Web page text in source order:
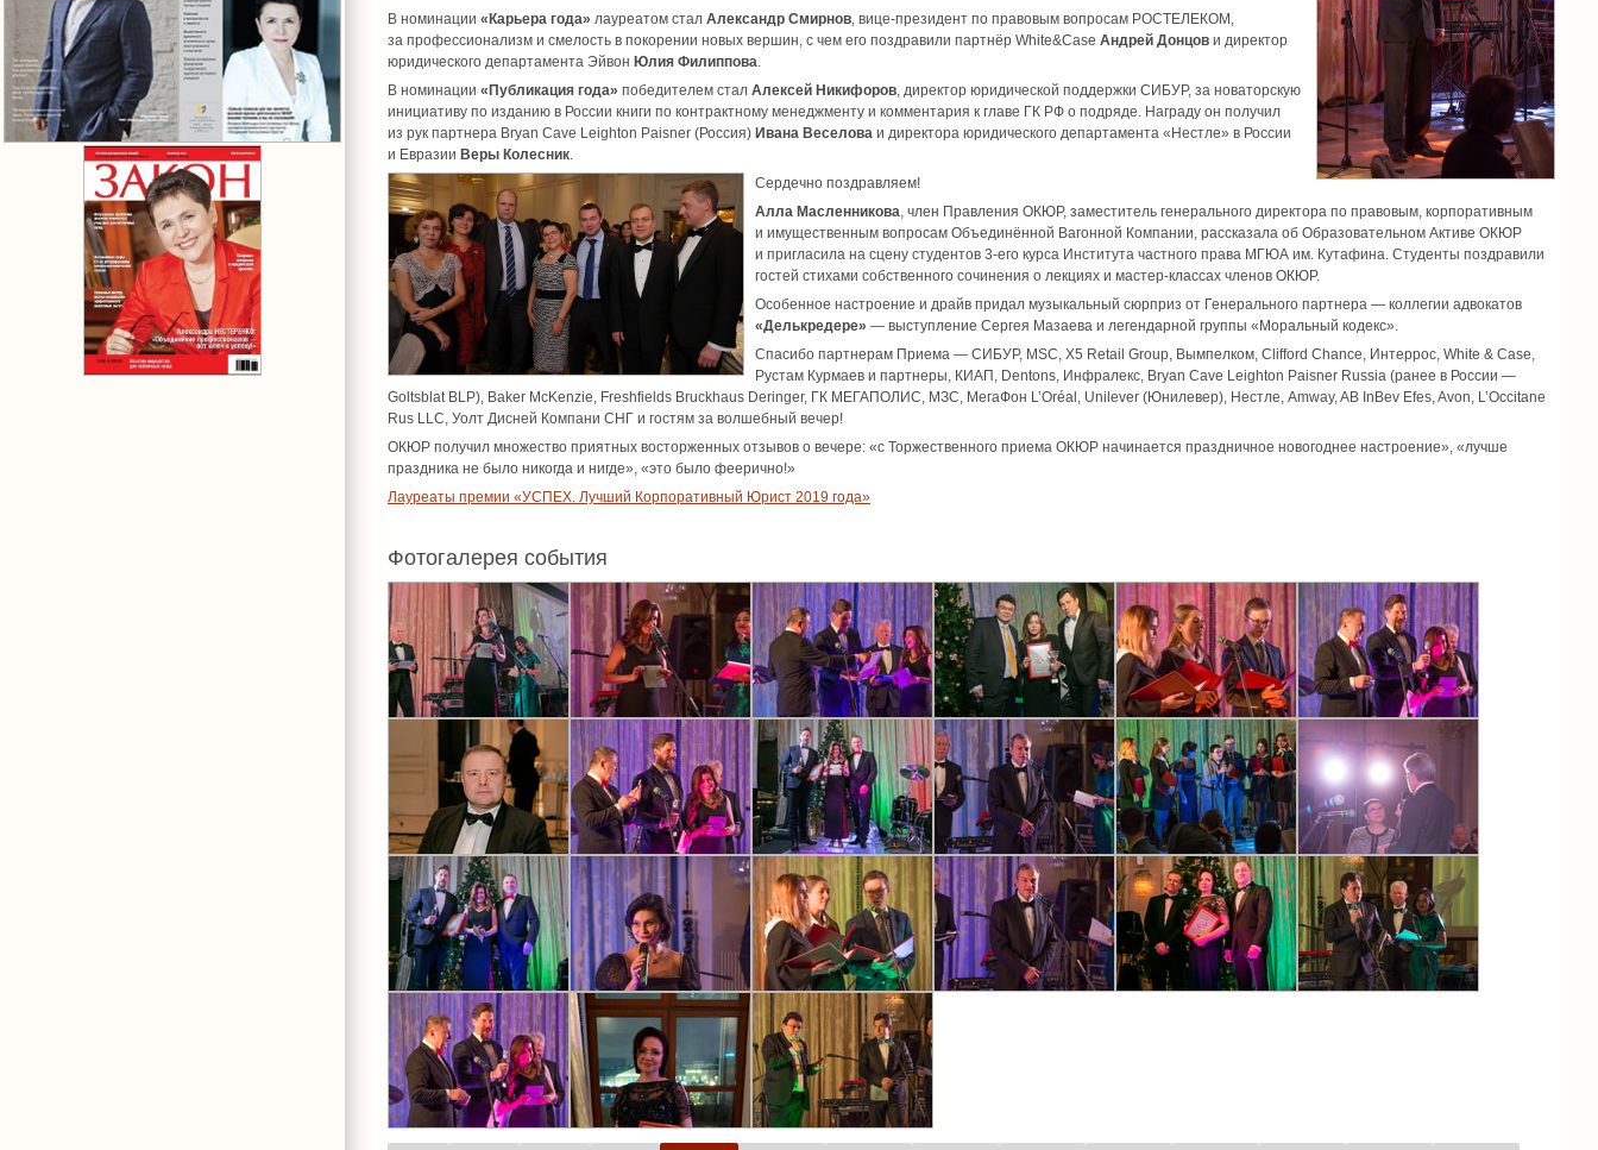
В номинации «Карьера года» лауреатом стал Александр Смирнов, вице-президент по правовым вопросам РОСТЕЛЕКОМ,
за профессионализм и смелость в покорении новых вершин, с чем его поздравили партнёр White&Case Андрей Донцов и директор
юридического департамента Эйвон Юлия Филиппова.
В номинации «Публикация года» победителем стал Алексей Никифоров, директор юридической поддержки СИБУР, за новаторскую
инициативу по изданию в России книги по контрактному менеджменту и комментария к главе ГК РФ о подряде. Награду он получил
из рук партнера Bryan Cave Leighton Paisner (Россия) Ивана Веселова и директора юридического департамента «Нестле» в России
и Евразии Веры Колесник.
Сердечно поздравляем!
Алла Масленникова, член Правления ОКЮР, заместитель генерального директора по правовым, корпоративным
и имущественным вопросам Объединённой Вагонной Компании, рассказала об Образовательном Активе ОКЮР
и пригласила на сцену студентов 3-его курса Института частного права МГЮА им. Кутафина. Студенты поздравили
гостей стихами собственного сочинения о лекциях и мастер-классах членов ОКЮР.
Особенное настроение и драйв придал музыкальный сюрприз от Генерального партнера — коллегии адвокатов
«Делькредере» — выступление Сергея Мазаева и легендарной группы «Моральный кодекс».
Спасибо партнерам Приема — СИБУР, MSC, X5 Retail Group, Вымпелком, Clifford Chance, Интеррос, White & Case,
Рустам Курмаев и партнеры, КИАП, Dentons, Инфралекс, Bryan Cave Leighton Paisner Russia (ранее в России —
Goltsblat BLP), Baker McKenzie, Freshfields Bruckhaus Deringer, ГК МЕГАПОЛИС, МЗС, МегаФон L’Oréal, Unilever (Юнилевер), Нестле, Amway, AB InBev Efes, Avon, L’Occitane
Rus LLC, Уолт Дисней Компани СНГ и гостям за волшебный вечер!
ОКЮР получил множество приятных восторженных отзывов о вечере: «с Торжественного приема ОКЮР начинается праздничное новогоднее настроение», «лучше
праздника не было никогда и нигде», «это было феерично!»
Лауреаты премии «УСПЕХ. Лучший Корпоративный Юрист 2019 года»
Фотогалерея события